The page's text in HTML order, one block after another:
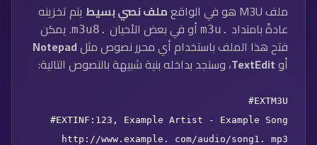
ملف M3U هو في الواقع ملف نصي بسيط يتم تخزينه
عادةً بامتداد .m3u أو في بعض الأحيان .m3u8
. يمكن
فتح هذا الملف باستخدام أي محرر نصوص مثلNotepad
أوTextEdit، وستجد بداخله بنية شبيهة بالنصوص التالية:
#EXTM3U
#EXTINF:123, Example Artist - Example Song
http://www.example. com/audio/song1. mp3